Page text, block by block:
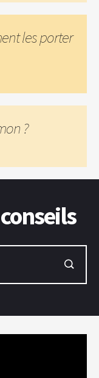
les porter
?